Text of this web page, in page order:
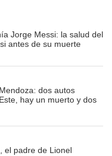
Jorge Messi: la salud del
antes de su muerte
dos autos
hay un muerto y dos
el padre de Lionel